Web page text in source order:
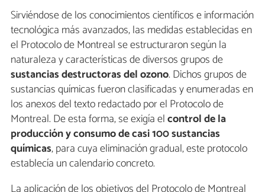
Sirviéndose de los conocimientos científicos e información
tecnológica más avanzados, las medidas establecidas en
el Protocolo de Montreal se estructuraron según la
naturaleza y características de diversos grupos de
sustancias destructoras del ozono. Dichos grupos de
sustancias químicas fueron clasificadas y enumeradas en
los anexos del texto redactado por el Protocolo de
Montreal. De esta forma, se exigía elcontrol de la
producción y consumo de casi 100 sustancias
químicas, para cuya eliminación gradual, este protocolo
establecía un calendario concreto.